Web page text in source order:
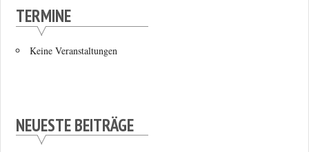
TERMINE
Keine Veranstaltungen
NEUESTE BEITRÄGE